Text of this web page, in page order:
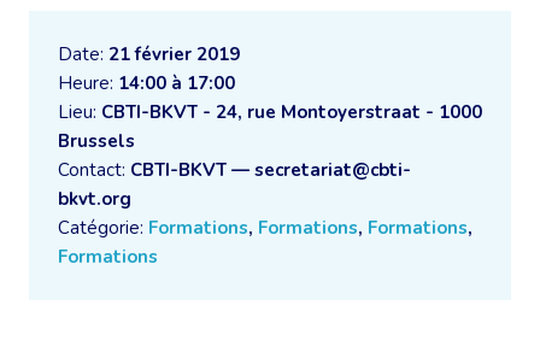
Date: 21 février 2019
Heure: 14:00 à 17:00
Lieu: CBTI-BKVT - 24, rue Montoyerstraat - 1000
Brussels
Contact: CBTI-BKVT — secretariat@cbti-
bkvt.org
Catégorie: Formations, Formations, Formations,
Formations